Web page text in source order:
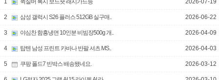
1 퀵실버 록시 보드숏 래시가드등 2026-07-19
2 삼성 갤럭시 S26 플러스 512GB 실구매.. 2026-06-22
3 야심찬 함흥냉면 10인분 비빔장500g 개.. 2026-04-09
4 탑텐 남성 프린트 카바나 반팔 셔츠 MS.. 2026-04-03
5 쿠팡 폴드7 빈박스 배송됐네요. 2026-03-12